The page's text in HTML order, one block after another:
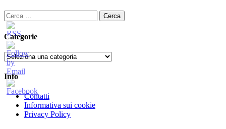
Ricerca
per:
Categorie
Categorie
Info
Contatti
Informativa sui cookie
Privacy Policy